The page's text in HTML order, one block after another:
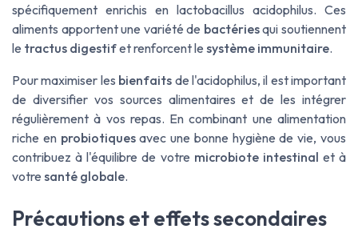
spécifiquement enrichis en lactobacillus acidophilus. Ces
aliments apportent une variété de bactériesqui soutiennent
le tractus digestifet renforcent le système immunitaire.
Pour maximiser les bienfaits de l'acidophilus, il est important
de diversifier vos sources alimentaires et de les intégrer
régulièrement à vos repas. En combinant une alimentation
riche en probiotiquesavec une bonne hygiène de vie, vous
contribuez à l'équilibre de votre microbiote intestinal et à
votre santé globale.
Précautions et effets secondaires